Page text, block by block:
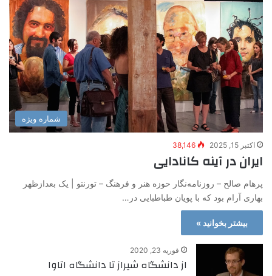
شماره ویژه
اکتبر 15, 2025 38,146
ایران در آینه کانادایی
پرهام صالح – روزنامه‌نگار حوزه هنر و فرهنگ – تورنتو | یک بعدازظهر
بهاری آرام بود که با پویان طباطبایی در…
بیشتر بخوانید »
فوریه 23, 2020
از دانشگاه شیراز تا دانشگاه اتاوا